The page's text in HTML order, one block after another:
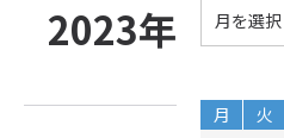
2023年9月号
月
火